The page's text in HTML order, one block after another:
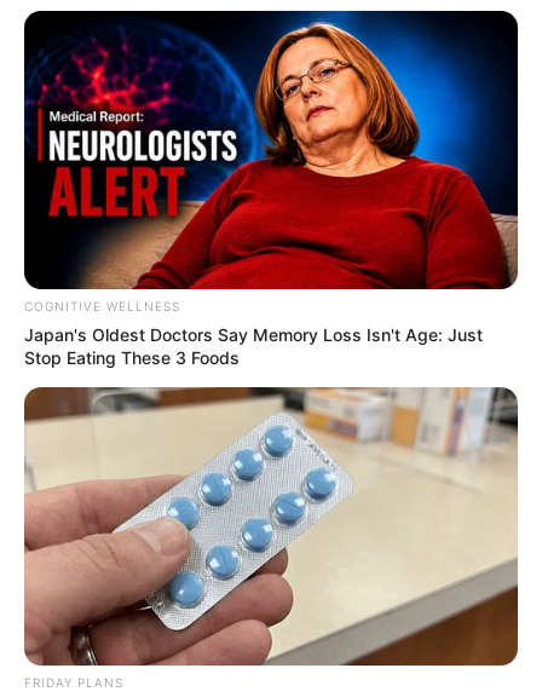
15 HUDO DU RUEL
COGNITIVE WELLNESS
Japan's Oldest Doctors Say Me​mory Lo​ss Isn't Age: Just
Stop Eating These 3 Foods
FRIDAY PLANS